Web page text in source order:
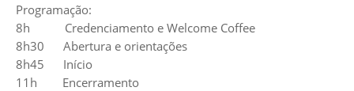
Programação:
8h Credenciamento e Welcome Coffee
8h30 Abertura e orientações
8h45 Início
11h Encerramento